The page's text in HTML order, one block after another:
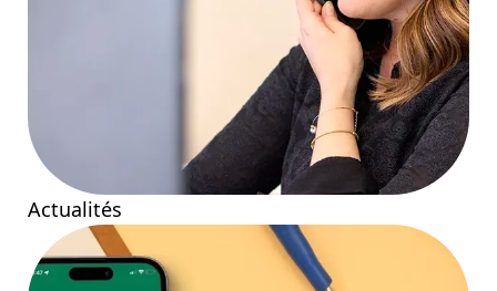
Actualités